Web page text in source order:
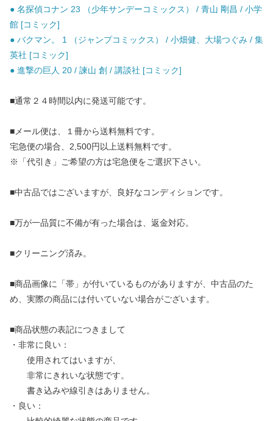
● 名探偵コナン 23 （少年サンデーコミックス） / 青山 剛昌 / 小学
館 [コミック]
● バクマン。 1 （ジャンプコミックス） / 小畑健、大場つぐみ / 集
英社 [コミック]
● 進撃の巨人 20 / 諫山 創 / 講談社 [コミック]
■通常２４時間以内に発送可能です。
■メール便は、１冊から送料無料です。
宅急便の場合、2,500円以上送料無料です。
※「代引き」ご希望の方は宅急便をご選択下さい。
■中古品ではございますが、良好なコンディションです。
■万が一品質に不備が有った場合は、返金対応。
■クリーニング済み。
■商品画像に「帯」が付いているものがありますが、中古品のた
め、実際の商品には付いていない場合がございます。
■商品状態の表記につきまして
・非常に良い：
使用されてはいますが、
非常にきれいな状態です。
書き込みや線引きはありません。
・良い：